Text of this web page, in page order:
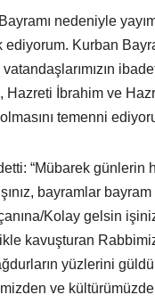
nedeniyle
Kurban
İbrahim ve
temenni
“Mübarek günlerin
bayramlar
Kolay gelsin
kavuşturan
yüzlerini
ve